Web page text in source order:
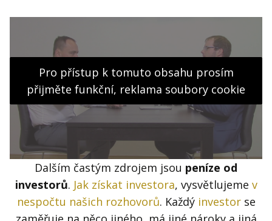
Pro přístup k tomuto obsahu prosím
přijměte funkční, reklama soubory cookie
Dalším častým zdrojem jsou peníze od
investorů. Jak získat investora, vysvětlujeme v
nespočtu našich rozhovorů. Každý investorse